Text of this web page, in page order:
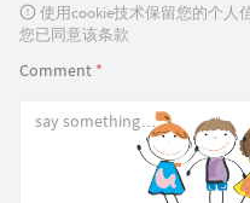
使用cookie技术保留您的个人
您已同意该条款
Comment *